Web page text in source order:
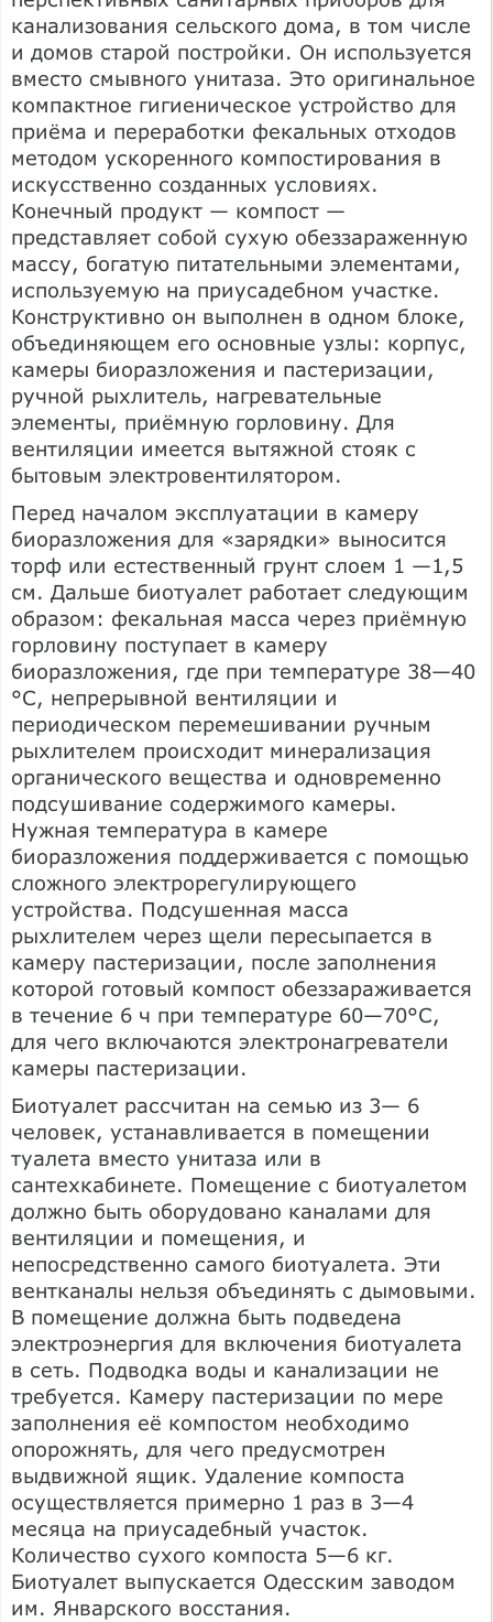
канализования сельского дома, в том числе
и домов старой постройки. Он используется
вместо смывного унитаза. Это оригинальное
компактное гигиеническое устройство для
приёма и переработки фекальных отходов
методом ускоренного компостирования в
искусственно созданных условиях.
Конечный продукт — компост —
представляет собой сухую обеззараженную
массу, богатую питательными элементами,
используемую на приусадебном участке.
Конструктивно он выполнен в одном блоке,
объединяющем его основные узлы: корпус,
камеры биоразложения и пастеризации,
ручной рыхлитель, нагревательные
элементы, приёмную горловину. Для
вентиляции имеется вытяжной стояк с
бытовым электровентилятором.
Перед началом эксплуатации в камеру
биоразложения для «зарядки» выносится
торф или естественный грунт слоем 1 —1,5
см. Дальше биотуалет работает следующим
образом: фекальная масса через приёмную
горловину поступает в камеру
биоразложения, где при температуре 38—40
°С, непрерывной вентиляции и
периодическом перемешивании ручным
рыхлителем происходит минерализация
органического вещества и одновременно
подсушивание содержимого камеры.
Нужная температура в камере
биоразложения поддерживается с помощью
сложного электрорегулирующего
устройства. Подсушенная масса
рыхлителем через щели пересыпается в
камеру пастеризации, после заполнения
которой готовый компост обеззараживается
в течение 6 ч при температуре 60—70°С,
для чего включаются электронагреватели
камеры пастеризации.
Биотуалет рассчитан на семью из 3— 6
человек, устанавливается в помещении
туалета вместо унитаза или в
сантехкабинете. Помещение с биотуалетом
должно быть оборудовано каналами для
вентиляции и помещения, и
непосредственно самого биотуалета. Эти
вентканалы нельзя объединять с дымовыми.
В помещение должна быть подведена
электроэнергия для включения биотуалета
в сеть. Подводка воды и канализации не
требуется. Камеру пастеризации по мере
заполнения её компостом необходимо
опорожнять, для чего предусмотрен
выдвижной ящик. Удаление компоста
осуществляется примерно 1 раз в 3—4
месяца на приусадебный участок.
Количество сухого компоста 5—6 кг.
Биотуалет выпускается Одесским заводом
им. Январского восстания.